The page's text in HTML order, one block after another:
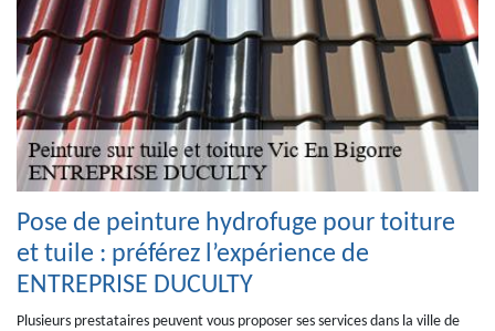
Pose de peinture hydrofuge pour toiture
et tuile : préférez l’expérience de
ENTREPRISE DUCULTY
Plusieurs prestataires peuvent vous proposer ses services dans la ville de